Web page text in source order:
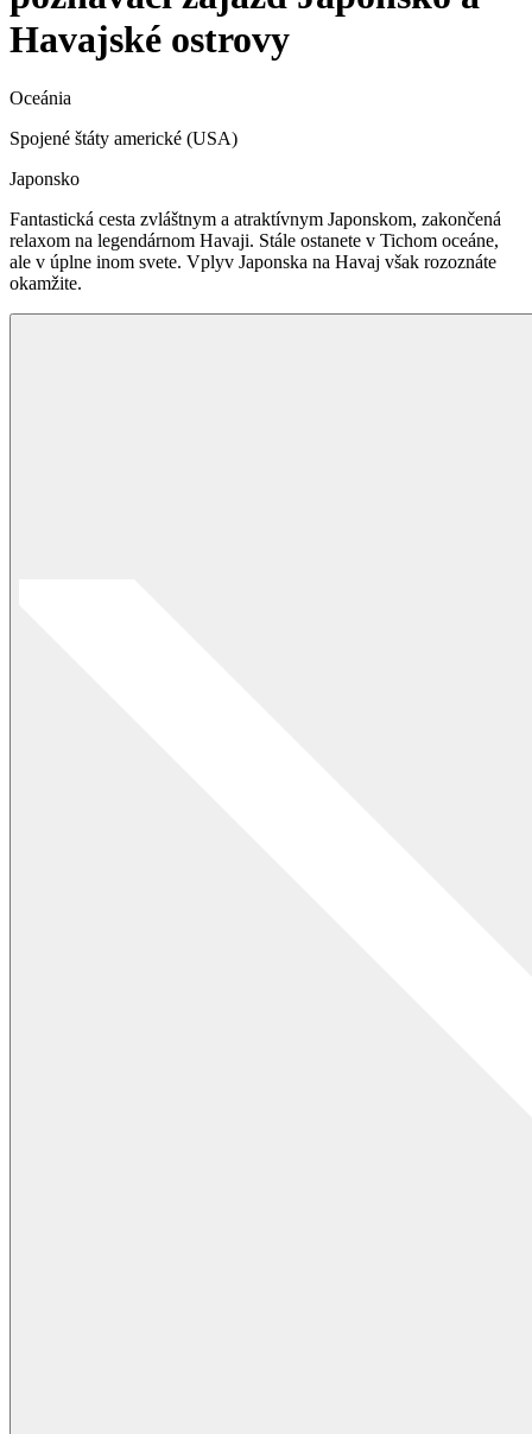
Havajské ostrovy
Oceánia
Spojené štáty americké (USA)
Japonsko
Fantastická cesta zvláštnym a atraktívnym Japonskom, zakončená
relaxom na legendárnom Havaji. Stále ostanete v Tichom oceáne,
ale v úplne inom svete. Vplyv Japonska na Havaj však rozoznáte
okamžite.